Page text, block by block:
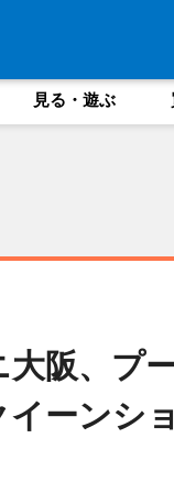
見る・遊ぶ
阪、プ
ーンシ